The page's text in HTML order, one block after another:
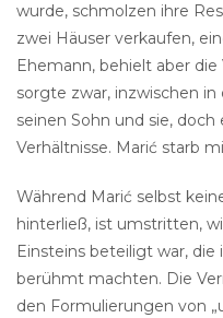
wurde, schmolzen ihre
zwei Häuser verkaufen,
Ehemann, behielt aber
sorgte zwar, inzwischen
seinen Sohn und sie,
Verhältnisse. Marić starb
Während Marić selbst
hinterließ, ist umstritten,
Einsteins beteiligt war, die
berühmt machten. Die
den Formulierungen von